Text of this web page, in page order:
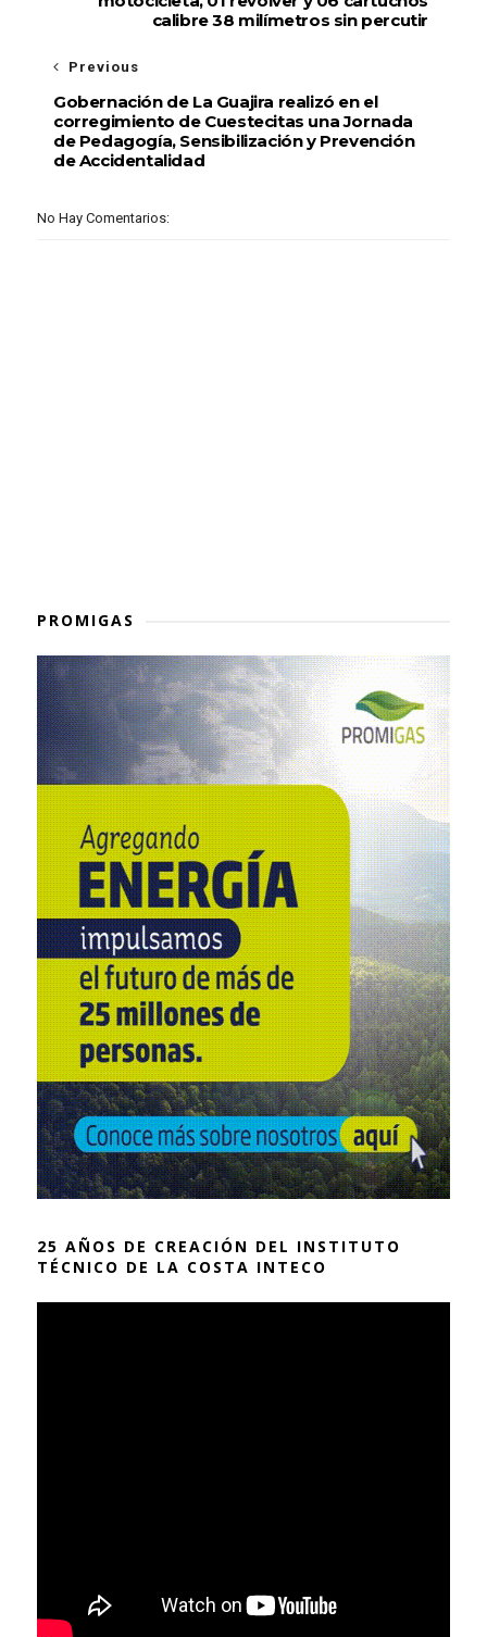
calibre 38 milímetros sin percutir
Previous
Gobernación de La Guajira realizó en el
corregimiento de Cuestecitas una Jornada
de Pedagogía, Sensibilización y Prevención
de Accidentalidad
No Hay Comentarios:
PROMIGAS
25 AÑOS DE CREACIÓN DEL INSTITUTO
TÉCNICO DE LA COSTA INTECO